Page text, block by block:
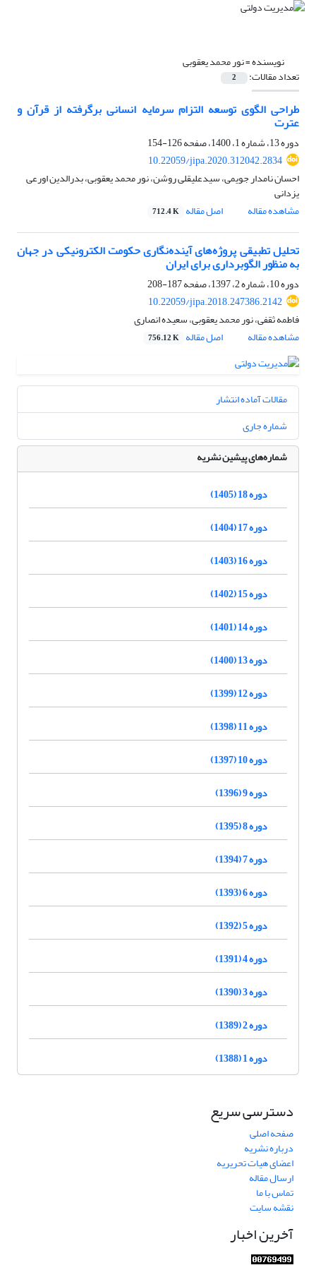
نویسنده =نور محمد یعقوبی
تعداد مقالات: 2
طراحی الگوی توسعه التزام سرمایه انسانی برگرفته از قرآن و
عترت
دوره 13، شماره 1، 1400، صفحه
126-154
10.22059/jipa.2020.312042.2834
احسان نامدار جویمی، سیدعلیقلی روشن، نور محمد یعقوبی، بدرالدین اورعی
یزدانی
مشاهده مقاله
اصل مقاله 712.4 K
تحلیل تطبیقی پروژه‌های آینده‌نگاری حکومت الکترونیکی در جهان
به منظور الگوبرداری برای ایران
دوره 10، شماره 2، 1397، صفحه
187-208
10.22059/jipa.2018.247386.2142
فاطمه ثقفی، نور محمد یعقوبی، سعیده انصاری
مشاهده مقاله
اصل مقاله 756.12 K
مقالات آماده انتشار
شماره جاری
شماره‌های پیشین نشریه
دوره 18 (1405)
دوره 17 (1404)
دوره 16 (1403)
دوره 15 (1402)
دوره 14 (1401)
دوره 13 (1400)
دوره 12 (1399)
دوره 11 (1398)
دوره 10 (1397)
دوره 9 (1396)
دوره 8 (1395)
دوره 7 (1394)
دوره 6 (1393)
دوره 5 (1392)
دوره 4 (1391)
دوره 3 (1390)
دوره 2 (1389)
دوره 1 (1388)
دسترسی سریع
صفحه اصلی
درباره نشریه
اعضای هیات تحریریه
ارسال مقاله
تماس با ما
نقشه سایت
آخرین اخبار